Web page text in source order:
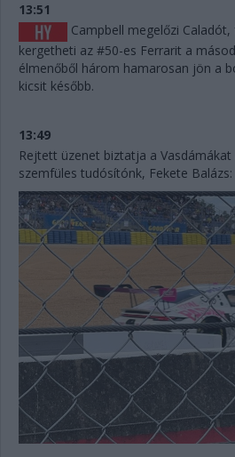
13:51
Campbell megelőzi
kergetheti az #50-es Ferrarit a
élmenőből három hamarosan jön a
kicsit később.
13:49
Rejtett üzenet biztatja a Vasdámákat
szemfüles tudósítónk, Fekete Balázs: